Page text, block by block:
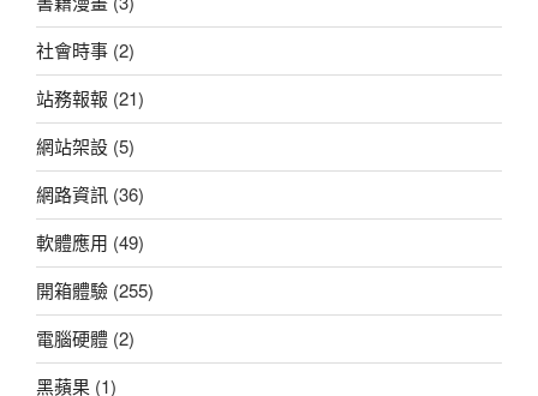
社會時事 (2)
站務報報 (21)
網站架設 (5)
網路資訊 (36)
軟體應用 (49)
開箱體驗 (255)
電腦硬體 (2)
黑蘋果 (1)